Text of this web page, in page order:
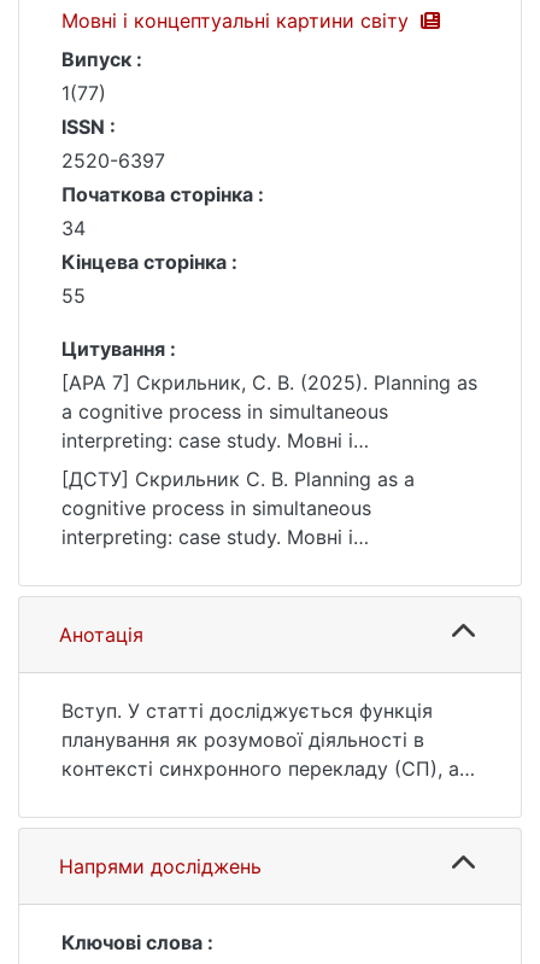
Мовні і концептуальні картини світу
Випуск :
1(77)
ISSN :
2520-6397
Початкова сторінка :
34
Кінцева сторінка :
55
Цитування :
[APA 7] Скрильник, С. В. (2025). Planning as
a cognitive process in simultaneous
interpreting: case study. Мовні і
концептуальні картини світу, (1(77)), 34–55.
https://doi.org/10.17721/2520-6397.2025.1.02
[ДСТУ] Скрильник С. В. Planning as a
cognitive process in simultaneous
interpreting: case study. Мовні і
1(77). P. 34—55. DOI: 10.17721/2520-
6397.2025.1.02 (date of access: 25.07.2026).
Анотація
Вступ. У статті досліджується функція
планування як розумової діяльності в
контексті синхронного перекладу (СП), а
СП – увагу, прийняття рішень, пам’ять і
концентрацію. Спираючись на роботи
українських вчених, таких як В. Карабан, І.
зарубіжних вчених, зокрема Д. Джайла, Б.
Напрями досліджень
Ключові слова :